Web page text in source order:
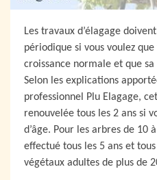
Les travaux d’élagage
périodique si vous voulez
croissance normale et que
Selon les explications
professionnel Plu Elagage,
renouvelée tous les 2 ans si
d’âge. Pour les arbres de 10
effectué tous les 5 ans et
végétaux adultes de plus de